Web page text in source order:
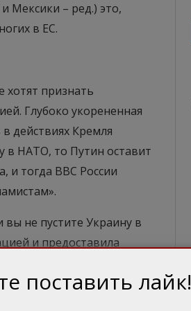
Мексики – ред.) это,
в ЕС.
хотят признать
Глубоко укорененная
действиях Кремля
в НАТО, то Путин оставит
и тогда ВВС России
вы не пустите Украину в
и предоставила
перестанете требовать
по борьбе с
поставить лайк!